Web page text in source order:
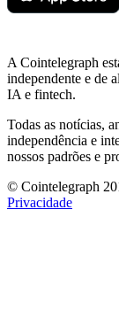
A Cointelegraph
independente e de
IA e fintech.
Todas as notícias,
independência e
nossos padrões e
© Cointelegraph
Privacidade